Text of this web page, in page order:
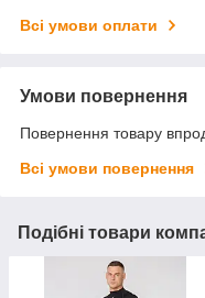
Всі умови оплати
Умови повернення
Повернення товару
Всі умови повернення
Подібні товари